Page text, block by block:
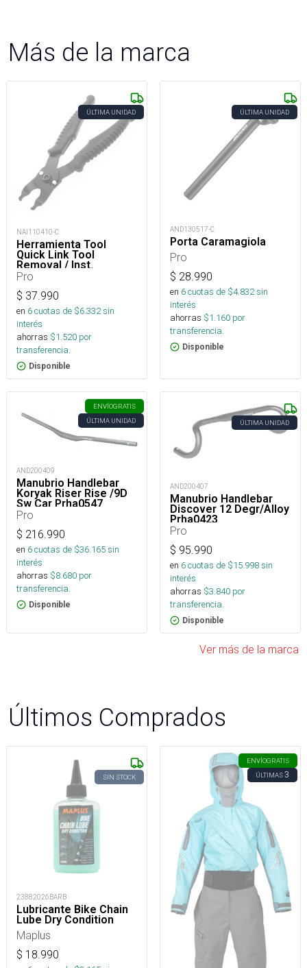
Más de la marca
ÚLTIMA UNIDAD
NAI110410-C
Herramienta Tool
Quick Link Tool
Removal / Inst.
Pro
$ 37.990
en 6cuotas de $6.332sin
interés
ahorras $1.520 por
transferencia.
Disponible
ÚLTIMA UNIDAD
AND130517-C
Porta Caramagiola
Pro
$ 28.990
en 6cuotas de $4.832sin
interés
ahorras $1.160 por
transferencia.
Disponible
ENVÍOGRATIS
ÚLTIMA UNIDAD
AND200409
Manubrio Handlebar
Koryak Riser Rise /9D
Sw Car Prha0547
Pro
$ 216.990
en 6cuotas de $36.165sin
interés
ahorras $8.680 por
transferencia.
Disponible
ÚLTIMA UNIDAD
AND200407
Manubrio Handlebar
Discover 12 Degr/Alloy
Prha0423
Pro
$ 95.990
en 6cuotas de $15.998sin
interés
ahorras $3.840 por
transferencia.
Disponible
Ver más de la marca
Últimos Comprados
SIN STOCK
23882026BARB
Lubricante Bike Chain
Lube Dry Condition
Maplus
$ 18.990
ENVÍOGRATIS
ÚLTIMAS3